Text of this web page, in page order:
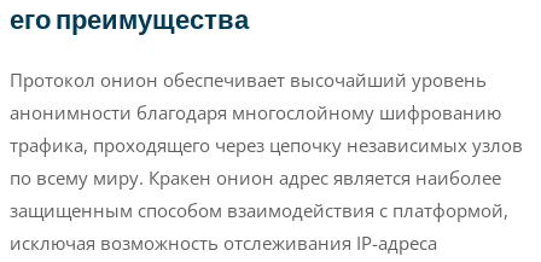
его преимущества
Протокол онион обеспечивает высочайший уровень
анонимности благодаря многослойному шифрованию
трафика, проходящего через цепочку независимых узлов
по всему миру. Кракен онион адрес является наиболее
защищенным способом взаимодействия с платформой,
исключая возможность отслеживания IP-адреса